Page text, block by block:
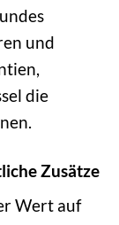
und
die
Zusätze
Wert auf